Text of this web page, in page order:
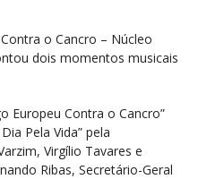
o Cancro – Núcleo
dois momentos musicais
Europeu Contra o Cancro”
Pela Vida” pela
Virgílio Tavares e
Ribas, Secretário-Geral